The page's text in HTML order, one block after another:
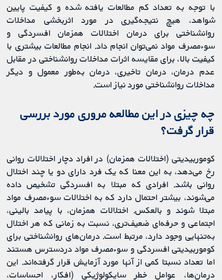
با توجه به تعداد کم مطالعات یافته شده و کیفیت پایین
شواهد، هیچ نتیجه‌گیری در مورد اثر‌بخشی مداخلات
روانشناختی برای درمان اختلالات همزمان افسردگی و
سوءمصرف مواد نمی‌توان انجام داد. انجام مطالعات بیشتری با
کیفیت بالا، برای مقایسه اثرات مداخلات روانشناختی در مقابل
عدم درمان، درمان تاخیری، درمان به‌طور معمول و دیگر
مداخلات روانشناختی مورد نیاز است.
چه چیزی در این مطالعه مروری مورد بررسی
قرار گرفت؟
کوموربیدیتی (اختلالات همزمان) در افراد دچار اختلالات روانی
رخ می‌دهد، به این معنا که یک فرد دارای دو یا چند اختلال
روانی باشد. افرادی که مبتلا به افسردگی تشخیص داده
می‌شوند، بیشتر احتمال دارد که به اختلالات سوءمصرف مواد
مبتلا شوند و بالعکس. اختلالات همزمان، با پیامد بالینی،
اجتماعی و حرفه‌ای ضعیف‌تری، نسبت به زمانی که هر اختلال
به‌تنهایی وجود دارد، مرتبط است. درمان‌های روانشناختی برای
کوموربیدیتی افسردگی و سوءمصرف مواد دردسترس هستند
اما تعداد نسبتا کمی از آنها مورد آزمایش قرار گرفته‌اند. این
درمان‌ها، عوامل خطر سایکولوژیکی (افکار، احساسات،